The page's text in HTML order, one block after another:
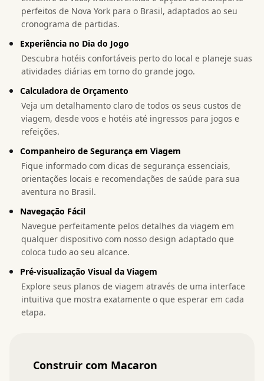
perfeitos de Nova York para o Brasil, adaptados ao seu
cronograma de partidas.
Experiência no Dia do Jogo
Descubra hotéis confortáveis perto do local e planeje suas
atividades diárias em torno do grande jogo.
Calculadora de Orçamento
Veja um detalhamento claro de todos os seus custos de
viagem, desde voos e hotéis até ingressos para jogos e
refeições.
Companheiro de Segurança em Viagem
Fique informado com dicas de segurança essenciais,
orientações locais e recomendações de saúde para sua
aventura no Brasil.
Navegação Fácil
Navegue perfeitamente pelos detalhes da viagem em
qualquer dispositivo com nosso design adaptado que
coloca tudo ao seu alcance.
Pré-visualização Visual da Viagem
Explore seus planos de viagem através de uma interface
intuitiva que mostra exatamente o que esperar em cada
etapa.
Construir com Macaron